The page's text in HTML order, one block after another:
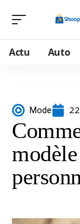
Actu Auto
Mode